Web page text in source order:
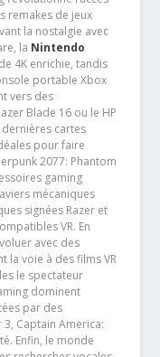
remakes de jeux
la nostalgie avec
la Nintendo
4K enrichie, tandis
portable Xbox
vers des
Blade 16 ou le HP
cartes
pour faire
2077: Phantom
gaming
mécaniques
signées Razer et
VR. En
avec des
la voie à des films VR
le spectateur
dominent
par des
Captain America:
Enfin, le monde